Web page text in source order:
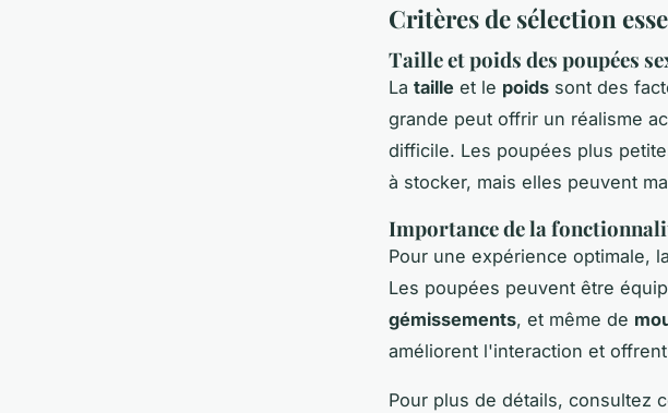
Critères de sélection
Taille et poids des poupées
La taille et le poids sont des
grande peut offrir un réalisme
difficile. Les poupées plus
à stocker, mais elles peuvent
Importance de la
Pour une expérience optimale, la
Les poupées peuvent être
gémissements, et même de
améliorent l'interaction et
Pour plus de détails, consultez